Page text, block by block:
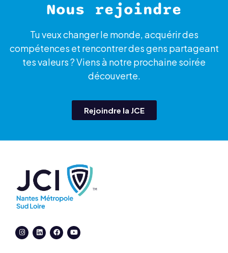
Nous rejoindre
Tu veux changer le monde, acquérir des
compétences et rencontrer des gens partageant
tes valeurs ? Viens à notre prochaine soirée
découverte.
Rejoindre la JCE